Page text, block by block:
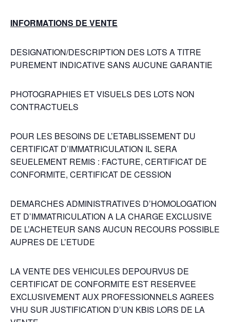
INFORMATIONS DE VENTE
DESIGNATION/DESCRIPTION DES LOTS A TITRE
PUREMENT INDICATIVE SANS AUCUNE GARANTIE
PHOTOGRAPHIES ET VISUELS DES LOTS NON
CONTRACTUELS
POUR LES BESOINS DE L’ETABLISSEMENT DU
CERTIFICAT D’IMMATRICULATION IL SERA
SEUELEMENT REMIS : FACTURE, CERTIFICAT DE
CONFORMITE, CERTIFICAT DE CESSION
DEMARCHES ADMINISTRATIVES D’HOMOLOGATION
ET D’IMMATRICULATION A LA CHARGE EXCLUSIVE
DE L’ACHETEUR SANS AUCUN RECOURS POSSIBLE
AUPRES DE L’ETUDE
LA VENTE DES VEHICULES DEPOURVUS DE
CERTIFICAT DE CONFORMITE EST RESERVEE
EXCLUSIVEMENT AUX PROFESSIONNELS AGREES
VHU SUR JUSTIFICATION D’UN KBIS LORS DE LA